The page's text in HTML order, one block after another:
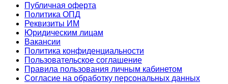
Публичная оферта
Политика ОПД
Реквизиты ИМ
Юридическим лицам
Вакансии
Политика конфиденциальности
Пользовательское соглашение
Правила пользования личным кабинетом
Согласие на обработку персональных данных